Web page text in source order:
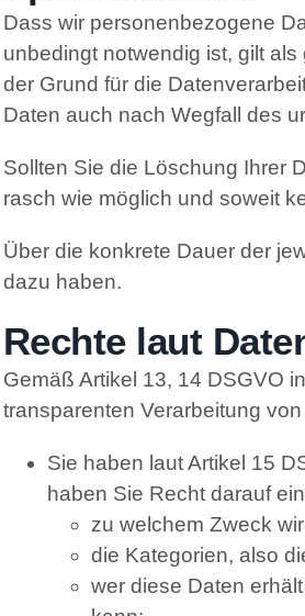
Dass wir personenbezogene
unbedingt notwendig ist, gilt
der Grund für die
Daten auch nach Wegfall des
Sollten Sie die Löschung Ihrer
rasch wie möglich und soweit
Über die konkrete Dauer der
dazu haben.
Rechte laut
Gemäß Artikel 13, 14 DSGVO
transparenten Verarbeitung
Sie haben laut Artikel 15
haben Sie Recht darauf
zu welchem Zweck
die Kategorien, also
wer diese Daten